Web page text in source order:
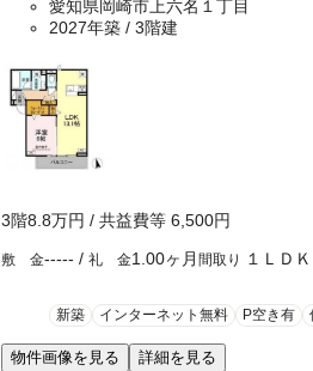
愛知県岡崎市上六名１丁目
2027年築 / 3階建
3階8.8万円 / 共益費等 6,500円
敷 金----- / 礼 金1.00ヶ月 間取り １ＬＤＫ
新築 インターネット無料 P空き有
物件画像を見る 詳細を見る